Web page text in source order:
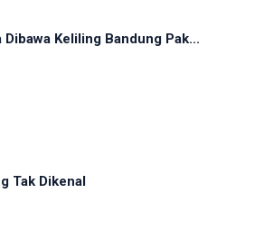
Keliling Bandung Pak...
Tak Dikenal